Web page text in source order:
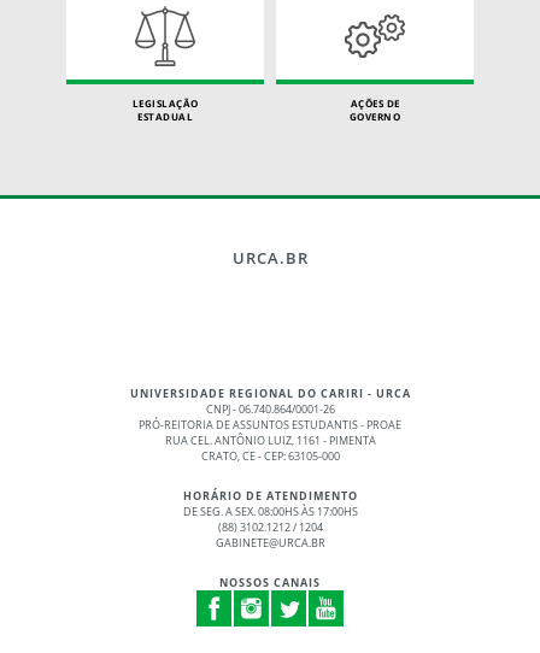
LEGISLAÇÃO
ESTADUAL
AÇÕES DE
GOVERNO
URCA.BR
UNIVERSIDADE REGIONAL DO CARIRI - URCA
CNPJ - 06.740.864/0001-26
PRÓ-REITORIA DE ASSUNTOS ESTUDANTIS - PROAE
RUA CEL. ANTÔNIO LUIZ, 1161 - PIMENTA
CRATO, CE - CEP: 63105-000
HORÁRIO DE ATENDIMENTO
DE SEG. A SEX. 08:00HS ÀS 17:00HS
(88) 3102.1212 / 1204
GABINETE@URCA.BR
NOSSOS CANAIS